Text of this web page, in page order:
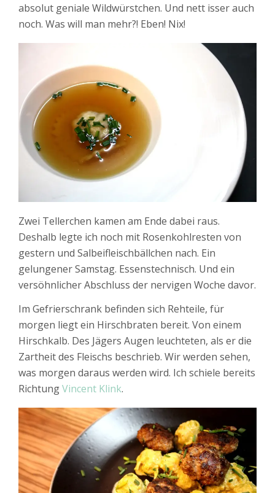
absolut geniale Wildwürstchen. Und nett isser auch
noch. Was will man mehr?! Eben! Nix!
Zwei Tellerchen kamen am Ende dabei raus.
Deshalb legte ich noch mit Rosenkohlresten von
gestern und Salbeifleischbällchen nach. Ein
gelungener Samstag. Essenstechnisch. Und ein
versöhnlicher Abschluss der nervigen Woche davor.
Im Gefrierschrank befinden sich Rehteile, für
morgen liegt ein Hirschbraten bereit. Von einem
Hirschkalb. Des Jägers Augen leuchteten, als er die
Zartheit des Fleischs beschrieb. Wir werden sehen,
was morgen daraus werden wird. Ich schiele bereits
RichtungVincent Klink.